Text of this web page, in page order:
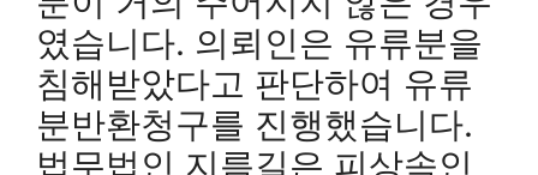
였습니다. 의뢰인은 유류분을
침해받았다고 판단하여 유류
분반환청구를 진행했습니다.
법무법인 지름길은 피상속인